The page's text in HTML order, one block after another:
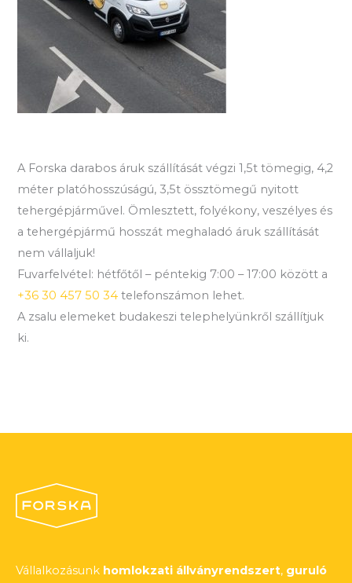
A Forska darabos áruk szállítását végzi 1,5t tömegig, 4,2
méter platóhosszúságú, 3,5t össztömegű nyitott
tehergépjárművel. Ömlesztett, folyékony, veszélyes és
a tehergépjármű hosszát meghaladó áruk szállítását
nem vállaljuk!
Fuvarfelvétel: hétfőtől – péntekig 7:00 – 17:00 között a
+36 30 457 50 34 telefonszámon lehet.
A zsalu elemeket budakeszi telephelyünkről szállítjuk
ki.
Vállalkozásunk homlokzati állványrendszert, guruló